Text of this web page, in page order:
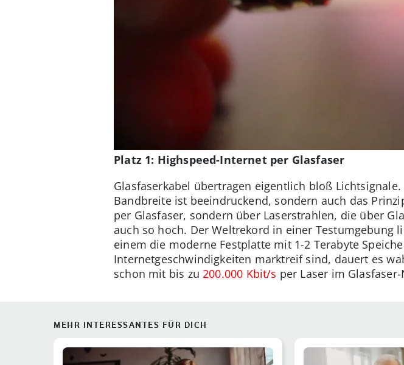
Platz 1: Highspeed-Internet per Glasfaser
Glasfaserkabel übertragen eigentlich bloß
Bandbreite ist beeindruckend, sondern auch das
per Glasfaser, sondern über Laserstrahlen, die über
auch so hoch. Der Weltrekord in einer Testumgebung
einem die moderne Festplatte mit 1-2 Terabyte
Internetgeschwindigkeiten marktreif sind, dauert es
schon mit bis zu 200.000 Kbit/s per Laser im
MEHR INTERESSANTES FÜR DICH